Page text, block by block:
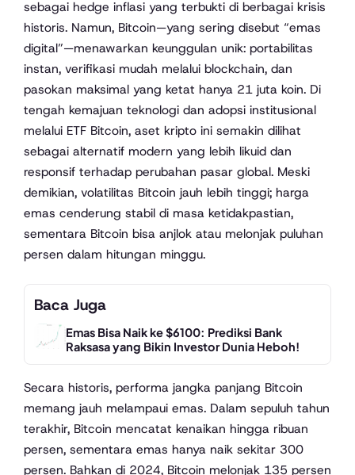
sebagai hedge inflasi yang terbukti di berbagai krisis
historis. Namun, Bitcoin—yang sering disebut “emas
digital”—menawarkan keunggulan unik: portabilitas
instan, verifikasi mudah melalui blockchain, dan
pasokan maksimal yang ketat hanya 21 juta koin. Di
tengah kemajuan teknologi dan adopsi institusional
melalui ETF Bitcoin, aset kripto ini semakin dilihat
sebagai alternatif modern yang lebih likuid dan
responsif terhadap perubahan pasar global. Meski
demikian, volatilitas Bitcoin jauh lebih tinggi; harga
emas cenderung stabil di masa ketidakpastian,
sementara Bitcoin bisa anjlok atau melonjak puluhan
persen dalam hitungan minggu.
Baca Juga
Emas Bisa Naik ke $6100: Prediksi Bank
Raksasa yang Bikin Investor Dunia Heboh!
Secara historis, performa jangka panjang Bitcoin
memang jauh melampaui emas. Dalam sepuluh tahun
terakhir, Bitcoin mencatat kenaikan hingga ribuan
persen, sementara emas hanya naik sekitar 300
persen. Bahkan di 2024, Bitcoin melonjak 135 persen